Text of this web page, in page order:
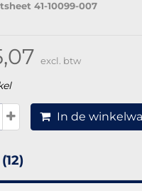
41-10099-007
excl. btw
In de